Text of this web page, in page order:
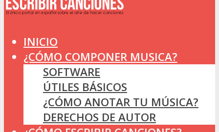
INICIO
¿CÓMO COMPONER MUSICA?
SOFTWARE
ÚTILES BÁSICOS
¿CÓMO ANOTAR TU MÚSICA?
DERECHOS DE AUTOR